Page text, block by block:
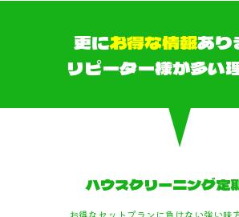
更にお得な情報あり
リピーター様が多い
ハウスクリーニング定
お得なセットプランに負けない強い味